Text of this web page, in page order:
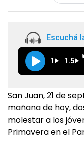
Escuchá
1 1.5
San Juan, 21 de
mañana de hoy,
molestar a los
Primavera en el